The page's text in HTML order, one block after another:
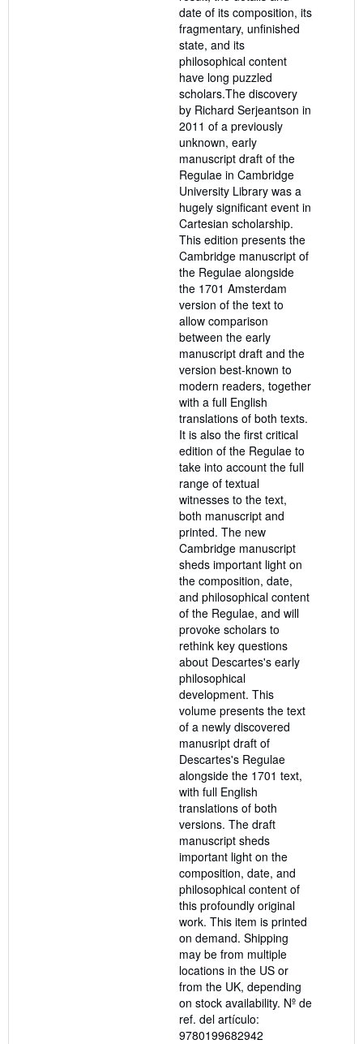
date of its composition, its
fragmentary, unfinished
state, and its
philosophical content
have long puzzled
scholars.The discovery
by Richard Serjeantson in
2011 of a previously
unknown, early
manuscript draft of the
Regulae in Cambridge
University Library was a
hugely significant event in
Cartesian scholarship.
This edition presents the
Cambridge manuscript of
the Regulae alongside
the 1701 Amsterdam
version of the text to
allow comparison
between the early
manuscript draft and the
version best-known to
modern readers, together
with a full English
translations of both texts.
It is also the first critical
edition of the Regulae to
take into account the full
range of textual
witnesses to the text,
both manuscript and
printed. The new
Cambridge manuscript
sheds important light on
the composition, date,
and philosophical content
of the Regulae, and will
provoke scholars to
rethink key questions
about Descartes's early
philosophical
development. This
volume presents the text
of a newly discovered
manusript draft of
Descartes's Regulae
alongside the 1701 text,
with full English
translations of both
versions. The draft
manuscript sheds
important light on the
composition, date, and
philosophical content of
this profoundly original
work. This item is printed
on demand. Shipping
may be from multiple
locations in the US or
from the UK, depending
on stock availability. Nº de
ref. del artículo:
9780199682942